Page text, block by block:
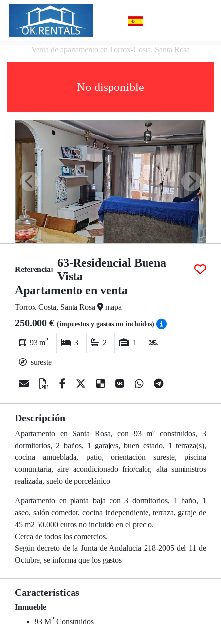
Venta de apartamento en Torrox-Costa, Santa Rosa
No disponible
Referencia:
63-Residencial Buena
Vista
Apartamento en venta
Torrox-Costa, Santa Rosa mapa
250.000 € (impuestos y gastos no incluídos)
93 m2 3 2 1
sureste
Descripción
Apartamento en Santa Rosa, con 93 m² construidos, 3
dormitorios, 2 baños, 1 garaje/s, buen estado, 1 terraza(s),
cocina amueblada, patio, orientación sureste, piscina
comunitaria, aire acondicionado frío/calor, alta suministros
realizada, suelo de porcelánico
Apartamento en planta baja con 3 dormitorios, 1 baño, 1
aseo, salón comedor, cocina independiente, terraza, garaje de
45 m2 50.000 euros no incluido en el precio.
Cerca de todos los comercios.
Según decreto de la Junta de Andalucía 218-2005 del 11 de
Octubre, se informa que los gastos
Características
Inmueble
93 M2 Construidos